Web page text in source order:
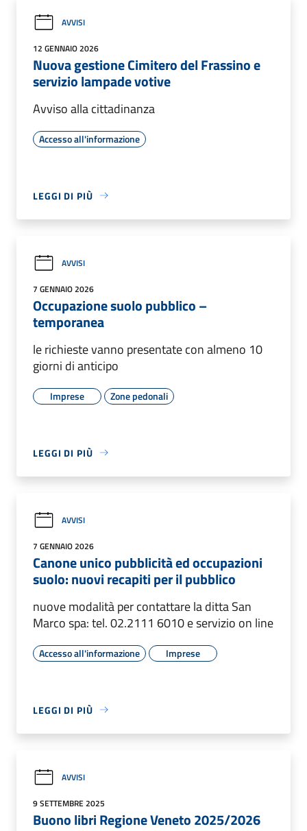
AVVISI
12 GENNAIO 2026
Nuova gestione Cimitero del Frassino e
servizio lampade votive
Avviso alla cittadinanza
Accesso all'informazione
LEGGI DI PIÙ
AVVISI
7 GENNAIO 2026
Occupazione suolo pubblico –
temporanea
le richieste vanno presentate con almeno 10
giorni di anticipo
Imprese Zone pedonali
LEGGI DI PIÙ
AVVISI
7 GENNAIO 2026
Canone unico pubblicità ed occupazioni
suolo: nuovi recapiti per il pubblico
nuove modalità per contattare la ditta San
Marco spa: tel. 02.2111 6010 e servizio on line
Accesso all'informazione Imprese
LEGGI DI PIÙ
AVVISI
9 SETTEMBRE 2025
Buono libri Regione Veneto 2025/2026